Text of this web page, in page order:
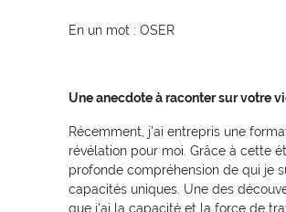
En un mot : OSER
Une anecdote à raconter sur votre
Récemment, j'ai entrepris une
révélation pour moi. Grâce à cette
profonde compréhension de qui je
capacités uniques. Une des
que j'ai la capacité et la force de